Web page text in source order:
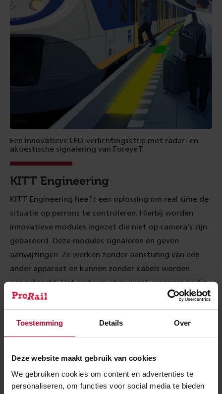
Toestemming Details Over
Deze website maakt gebruik van cookies
We gebruiken cookies om content en advertenties te
personaliseren, om functies voor social media te bieden
Een innovatieve LED-verlichtingsstrip met radar- en
akoestische signalering van ForeyeT
KITT Engineering
KITT Engineering heeft een oplossing om real time de
situatie op perrons te controleren. Hierbij worden
innovatieve modules ingezet die niet op camera’s zijn
gebaseerd. Deze modules signaleren en geven
aanwijzingen. Ze werken zonder aansturing van een
ander apparaat en kunnen zonder kabels worden
aangebracht. Het systeem stimuleert, wanneer nodig,
de reizigers op subtiele manier tot veiliger gedrag.